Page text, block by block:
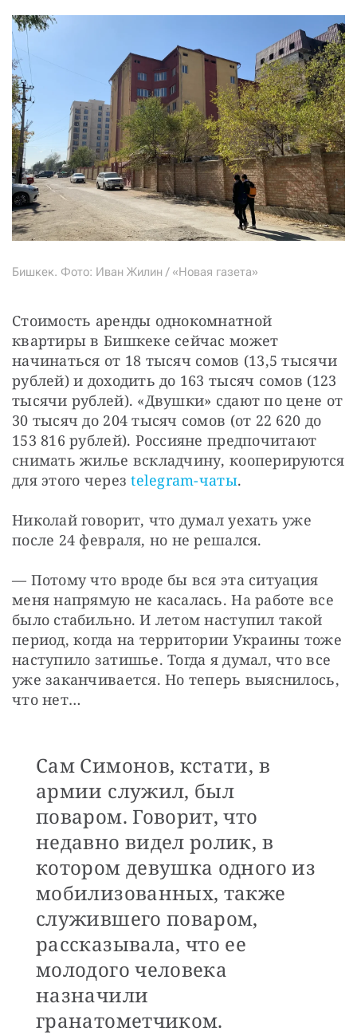
Бишкек. Фото: Иван Жилин / «Новая газета»
Стоимость аренды однокомнатной
квартиры в Бишкеке сейчас может
начинаться от 18 тысяч сомов (13,5 тысячи
рублей) и доходить до 163 тысяч сомов (123
тысячи рублей). «Двушки» сдают по цене от
30 тысяч до 204 тысяч сомов (от 22 620 до
153 816 рублей). Россияне предпочитают
снимать жилье вскладчину, кооперируются
для этого через telegram-чаты.
Николай говорит, что думал уехать уже
после 24 февраля, но не решался.
— Потому что вроде бы вся эта ситуация
меня напрямую не касалась. На работе все
было стабильно. И летом наступил такой
период, когда на территории Украины тоже
наступило затишье. Тогда я думал, что все
уже заканчивается. Но теперь выяснилось,
что нет…
Сам Симонов, кстати, в
армии служил, был
поваром. Говорит, что
недавно видел ролик, в
котором девушка одного из
мобилизованных, также
служившего поваром,
рассказывала, что ее
молодого человека
назначили
гранатометчиком.